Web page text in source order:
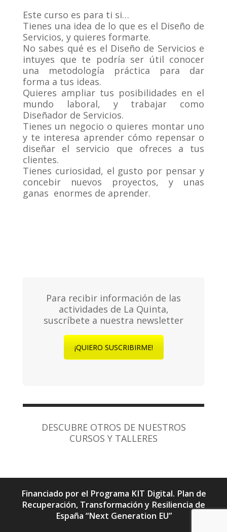
Este curso es para ti si…
Tienes una idea de lo que es el Diseño de
Servicios, y quieres formarte.
No sabes qué es el Diseño de Servicios e
intuyes que te podría ser útil conocer
una metodología práctica para dar
forma a tus ideas.
Quieres ampliar tus posibilidades en el
mundo laboral, y trabajar como
Diseñador de Servicios.
Tienes un negocio o quieres montar uno
y te interesa aprender cómo repensar o
diseñar el servicio que ofreces a tus
clientes.
Tienes curiosidad, el gusto por pensar y
concebir nuevos proyectos, y unas
ganas enormes de aprender.
Para recibir información de las
actividades de La Quinta,
suscríbete a nuestra newsletter
¡QUIERO SUSCRIBIRME!
DESCUBRE OTROS DE NUESTROS
CURSOS Y TALLERES
Financiado por el Programa KIT Digital. Plan de
Recuperación, Transformación y Resiliencia de
España “Next Generation EU”